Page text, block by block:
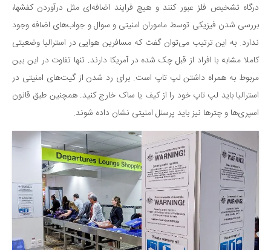
درگاه تشخیص فلز عبور کنند و هیچ فرایند اضافه‌ای مثل درآوردن کفشها،
بررسی شدن فیزیکی توسط ماموران امنیتی و سوال و جواب‌های اضافه وجود
ندارد. به این ترتیب می‌توان گفت که مسافرین هوایی در استرالیا وضعیتی
کاملا مشابه با افراد از قبل چک شده در آمریکا دارند. تنها تفاوت در این بین
مربوط به همراه داشتن لپ تاپ است. برای رد شدن از گیت‌های امنیتی در
استرالیا باید لپ تاپ خود را از کیف یا ساک خارج کنید. همچنین طبق قانون
اسپری‌ها و چترها نیز باید پرسنل امنیتی نشان داده شوند.